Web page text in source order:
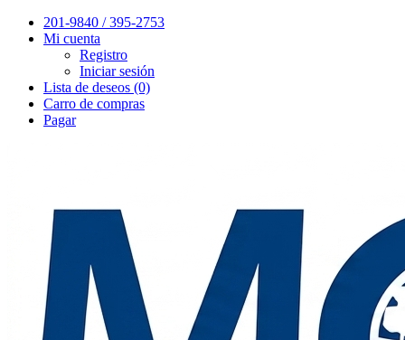
201-9840 / 395-2753
Mi cuenta
Registro
Iniciar sesión
Lista de deseos (0)
Carro de compras
Pagar